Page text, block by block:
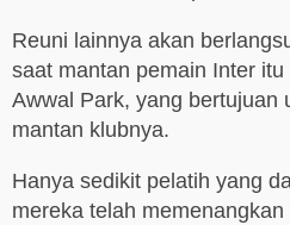
Reuni lainnya akan
saat mantan pemain Inter
Awwal Park, yang bertujuan
mantan klubnya.
Hanya sedikit pelatih yang
mereka telah